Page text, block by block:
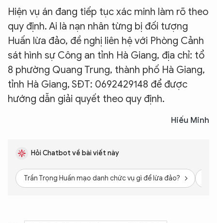
Hiện vụ án đang tiếp tục xác minh làm rõ theo
quy định. Ai là nạn nhân từng bị đối tượng
Huấn lừa đảo, đề nghị liên hệ với Phòng Cảnh
sát hình sự Công an tỉnh Hà Giang, địa chỉ: tổ
8 phường Quang Trung, thành phố Hà Giang,
tỉnh Hà Giang, SĐT: 0692429148 để được
hướng dẫn giải quyết theo quy định.
Hiếu Minh
Hỏi Chatbot về bài viết này
Trần Trọng Huấn mạo danh chức vụ gì để lừa đảo?